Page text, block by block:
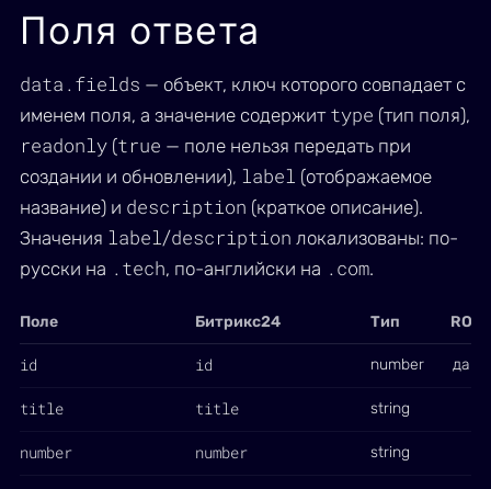
Поля ответа
data.fields — объект, ключ которого совпадает с
именем поля, а значение содержит type (тип поля),
readonly (true — поле нельзя передать при
создании и обновлении), label (отображаемое
название) и description (краткое описание).
Значения label/description локализованы: по-
русски на .tech, по-английски на .com.
Поле Битрикс24 Тип RO
id id number да
title title string
number number string